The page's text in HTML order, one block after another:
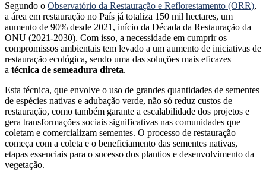
Segundo o Observatório da Restauração e Reflorestamento (ORR),
a área em restauração no País já totaliza 150 mil hectares, um
aumento de 90% desde 2021, início da Década da Restauração da
ONU (2021-2030). Com isso, a necessidade em cumprir os
compromissos ambientais tem levado a um aumento de iniciativas de
restauração ecológica, sendo uma das soluções mais eficazes
a técnica de semeadura direta.
Esta técnica, que envolve o uso de grandes quantidades de sementes
de espécies nativas e adubação verde, não só reduz custos de
restauração, como também garante a escalabilidade dos projetos e
gera transformações sociais significativas nas comunidades que
coletam e comercializam sementes. O processo de restauração
começa com a coleta e o beneficiamento das sementes nativas,
etapas essenciais para o sucesso dos plantios e desenvolvimento da
vegetação.